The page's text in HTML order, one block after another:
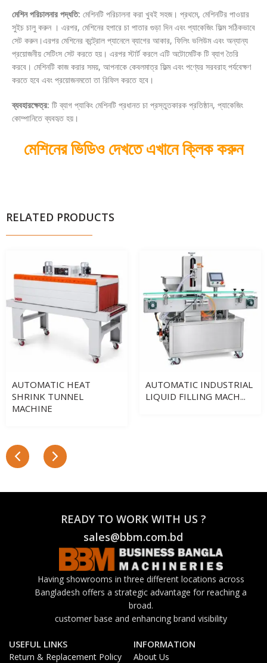
মেশিন পরিচালনার পদ্ধতি: মেশিনটি পরিচালনা করা খুবই সহজ। প্রথমে, মেশিনটির পাওয়ার
সুইচ চালু করুন । এরপর, মেশিনের হপারে চা পাতার গুড়া দিন এবং প্যাকেজিং ফিল্ম সঠিকভাবে
সেট করুন।এরপর মেশিনের কন্ট্রোল প্যানেলে ব্যাগের আকার, ফিলিং ভলিউম এবং অন্যান্য
প্রয়োজনীয় সেটিংস সেট করতে হয়। এরপর স্টার্ট করলে এটি অটোমেটিক টি ব্যাগ তৈরি
করবে। মেশিনটি কাজ করার সময়, আপনাকে কেবলমাত্র ফিল্ম এবং পণ্যের সরবরাহ পর্যবেক্ষণ
করতে হবে এবং প্রয়োজনমতো তা রিফিল করতে হবে।
ব্যবহারক্ষেত্র: টি ব্যাগ প্যাকিং মেশিনটি প্রধানত চা প্রস্তুতকারক প্রতিষ্ঠান, প্যাকেজিং
কোম্পানিতে ব্যবহৃত হয়।
মেশিনের ভিডিও দেখতে এখানে ক্লিক করুন
RELATED PRODUCTS
AUTOMATIC HEAT
SHRINK TUNNEL
MACHINE
AUTOMATIC INDUSTRIAL
LIQUID FILLING MACH...
READY TO WORK WITH US ?
sales@bbm.com.bd
Having showrooms in three different locations across
Bangladesh offers a strategic advantage for reaching a
broad.
customer base and enhancing brand visibility
USEFUL LINKS
Return & Replacement Policy
INFORMATION
About Us